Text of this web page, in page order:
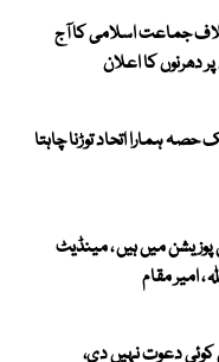
جماعت اسلامی کا آج
ہمارا اتحاد توڑنا چاہتا
میں ہیں ، مینڈیٹ
، امیر مقام
کوئی دعوت نہیں دی،